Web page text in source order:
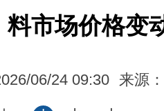
料市场价格变
06/24 09:30 来源